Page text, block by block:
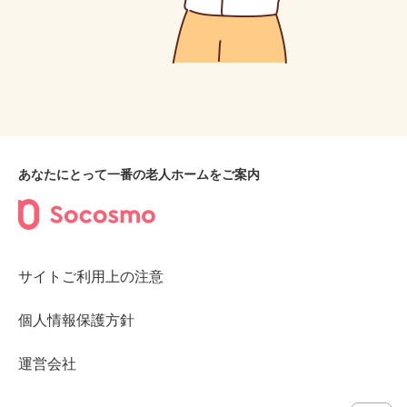
あなたにとって一番の老人ホームをご案内
サイトご利用上の注意
個人情報保護方針
運営会社